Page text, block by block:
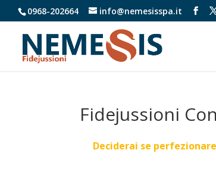
0968-202664 info@nemesisspa.it
Fidejussioni
Deciderai se